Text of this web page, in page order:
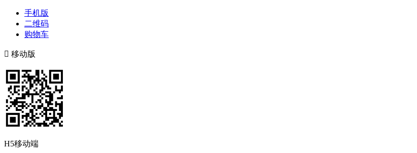
手机版
二维码
购物车
 移动版
H5移动端